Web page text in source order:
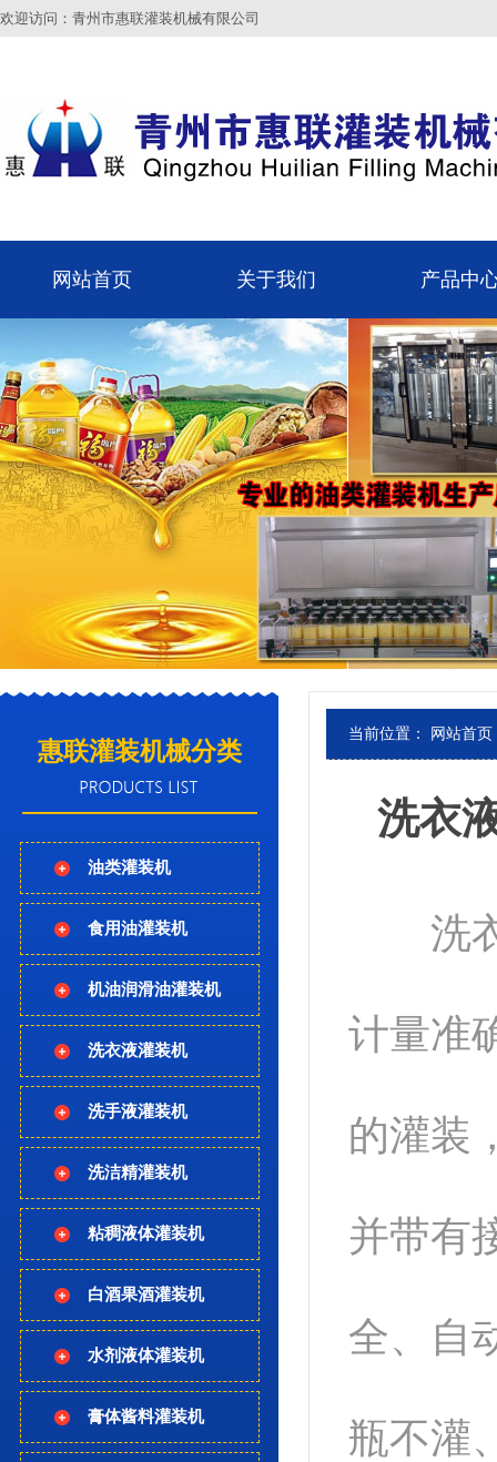
欢迎访问：青州市惠联灌装机械有限公司
网站首页 关于我们 产品中
惠联灌装机械分类
油类灌装机
食用油灌装机
机油润滑油灌装机
洗衣液灌装机
洗手液灌装机
洗洁精灌装机
粘稠液体灌装机
白酒果酒灌装机
水剂液体灌装机
膏体酱料灌装机
当前位置： 网站首页
洗衣
洗衣
计量准
的灌装
并带有
全、自
瓶不灌